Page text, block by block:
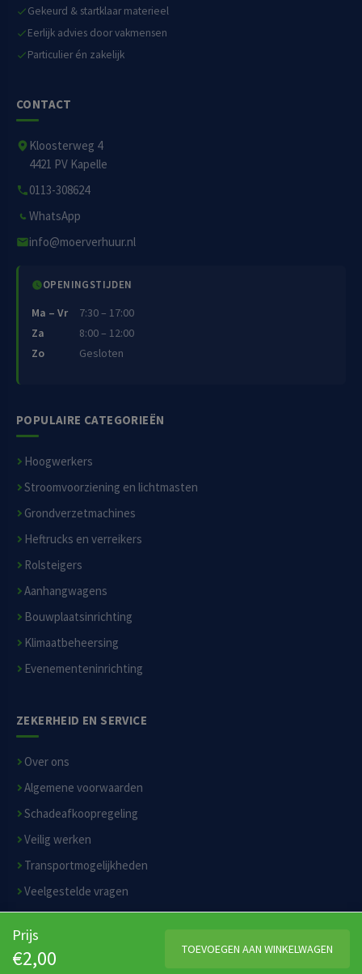
Prijs
€2,00 TOEVOEGEN AAN WINKELWAGEN
Gekeurd & startklaar materieel
Eerlijk advies door vakmensen
Particulier én zakelijk
CONTACT
Kloosterweg 4
4421 PV Kapelle
0113-308624
WhatsApp
info@moerverhuur.nl
OPENINGSTIJDEN
Ma – Vr
7:30 – 17:00
Za
8:00 – 12:00
Zo
Gesloten
POPULAIRE CATEGORIEËN
Hoogwerkers
Stroomvoorziening en lichtmasten
Grondverzetmachines
Heftrucks en verreikers
Rolsteigers
Aanhangwagens
Bouwplaatsinrichting
Klimaatbeheersing
Evenementeninrichting
ZEKERHEID EN SERVICE
Over ons
Algemene voorwaarden
Schadeafkoopregeling
Veilig werken
Transportmogelijkheden
Veelgestelde vragen
Privacyverklaring
Disclaimer